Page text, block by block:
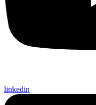
linkedin